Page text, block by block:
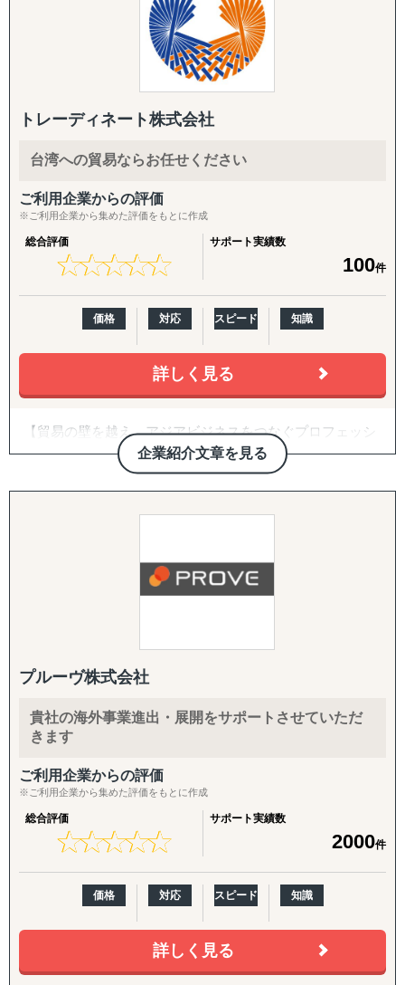
【よくご相談いただく内容】
「どの国・地域に参入すべきかわからない」
「進出に踏み切れる客観的データがない」
「海外進出がはじめてだから落とし穴が多そうで困ってい
「市場規模や成長性を正確に把握できていない」
「公開情報が少ないニッチな市場を細かい粒度で分析した
い」
「現地の消費者ニーズや嗜好が理解できない」
「競合他社の動向や市場内でのポジショニング戦略が定ま
らない」
「法規制、税制、輸入関税などの複雑な規制を把握するの
が難しい」
「効果的なマーケティング戦略や販売チャネルを見つけ出
「現地でのビジネスパートナー探しや信頼できるサプライ
「その地域特有の慣習、文化を把握できていない」
など
①市場調査
進出を考えている市場をマクロ的視点、ミクロ的視点から
岐にわたる範囲に対応しております。
「どういった情報があれば、適切な事業判断が下せるの
市場調査では、有識者へのヒアリングなど多くのサービス
を展開しておりますが、貴社にとって適切な調査・分析を
ご提案させていただきます。
「バイアスがかかった状態で判断してしまっていそう」と
いったお悩みを抱えるご担当者の方は、壁打ちからでも対
②競合調査
「競合がなぜ成功・失敗したのかわからない」といったご
相談をよくいただきます。
弊社の競合調査では、競合の戦略を徹底的に解剖し、貴社
のマーケティング戦略の支援まで実施します。
サービス内容としては、業界の第一線を走る方への一次取
材などをご提供しております。
また、他社が関わる分野の調査ということもあり、匿名性
や守秘義務も徹底遵守しています。そのため、クライアン
トからも大変好評をいただいております。
岡本社・東京オフィスに加え、米国ロサンゼルスに現地法
人、オレゴンとLAに物流・在庫拠点を有し、日本側の戦略
立案と米国現地での実行を、同じチームでシームレスにつ
なぐ体制を強みとしています。
年間約50社、累計100社以上の日本企業の海外進出をご支
援。食品・日用品・キッチン用品・伝統工芸品・スポーツ
用品・機械部品・化粧品など、対応業界は10以上にわたり
ます。「英語ができない」「輸出経験がない」中小企業の
最初の一歩から、本格的な売上拡大までを、日本語で安心
してご相談いただけます。
【こんなお悩みをお持ちの企業さまへ】
・海外展開に興味はあるが、「どの国に・何を・どうやっ
て」売るかの方向性が定まっていない
・現地に売り込む営業リソース・ノウハウが社内にない
・自社に合うパートナー・代理店をどう探せばよいかわか
らない
・Amazon USや越境ECに出したいが、出品・運用のノウ
ハウがない
・海外事業の戦略を相談できる相手が社内にいない
【サービス概要】
グロスペリティの特長は、**市場調査・戦略策定から、EC
「一気通貫の支援体制」**にあります。情報提供にとどま
らず、現地ネットワークを活用して「実際に売れる状態」
1. 海外営業代行（B2B）
ターゲットリストの作成から、オンライン・現地でのアプ
ローチ、商談同席・クロージング、取引仲介スキームによ
る商流構築、継続的な取引先フォローまでを代行します。
「商談化」「販路開拓」という成果に直結する実行支援で
2. パートナー開拓支援
海外展開の成否を分けるのは「正しいパートナーとの掛け
合わせ」です。開拓戦略の策定、ターゲットリストの優先
度付け、アプローチ代行、契約・スキーム構築、そして開
拓後の現地事業開発（定例会・プロジェクト管理・ロード
マップ策定・交渉代行・ローカライズ支援）までを伴走し
3. 越境EC支援（B2C）
米国Amazonを中心に、アカウント開設・商品ページ作
トレーディネート株式会社
台湾への貿易ならお任せください
ご利用企業からの評価
※ご利用企業から集めた評価をもとに作成
総合評価
★★★★★
★★★★★
サポート実績数
100件
価格 対応 スピード 知識
詳しく見る
企業紹介文章を見る
【貿易の壁を越え、アジアビジネスをつなぐプロフェッシ
ョナル】
トレーディネート株式会社は「貿易を通じて人と人をつな
げる」という理念のもと、
海外展開を目指す企業と海外市場を結ぶ架け橋として2015
物流と営業代行を融合させた独自のサービスで、
これまで多くの企業の海外進出を成功に導いてきました。
【圧倒的な台湾ネットワーク】
創業以来、台湾に毎月渡航し構築してきた強固なパートナ
ーシップにより、
他社では提供できない販路開拓ルートを確保。食品、酒、
米、庭木、観賞魚などの特殊分野でも確かな実績を持ち、
【貿易業界の"異端児"としての挑戦】
常識にとらわれない発想で、通常の貿易会社では対応困難
な案件にも果敢に挑戦。
生き物・植物の輸出入や、特殊貨物の取扱いなど、
専門性の高いサービスを提供しています。
【両方向のビジネス支援】
日本から海外への展開支援だけでなく、海外企業の日本進
輸入→保管→ピッキング→発送までのワンストップ物流体
プルーヴ株式会社
貴社の海外事業進出・展開をサポートさせていただ
きます
ご利用企業からの評価
※ご利用企業から集めた評価をもとに作成
総合評価
★★★★★
★★★★★
サポート実績数
2000件
価格 対応 スピード 知識
詳しく見る